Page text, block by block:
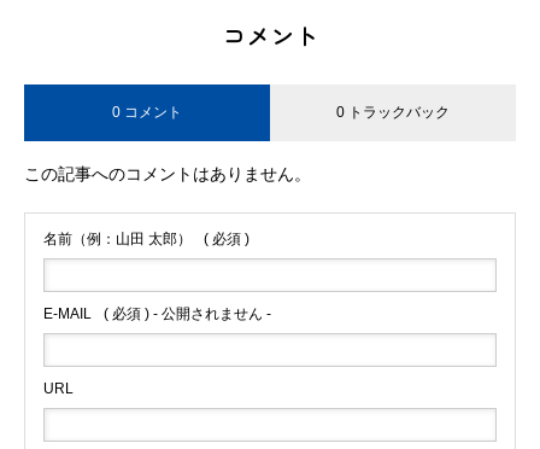
コメント
0 コメント 0 トラックバック
この記事へのコメントはありません。
名前（例：山田 太郎） ( 必須 )
E-MAIL ( 必須 ) - 公開されません -
URL